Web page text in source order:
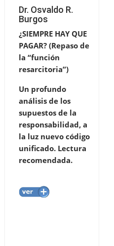
Dr. Osvaldo R.
Burgos
¿SIEMPRE HAY QUE
PAGAR? (Repaso de
la “función
resarcitoria”)
Un profundo
análisis de los
supuestos de la
responsabilidad, a
la luz nuevo código
unificado. Lectura
recomendada.